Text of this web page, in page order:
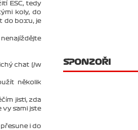
ESC, tedy
koly, do
do boxu, je
chat (/w
několik
jisti, zda
vy sami jste
i do
SPONZOŘI